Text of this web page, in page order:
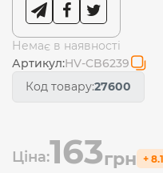
Немає в наявності
Артикул:HV-CB6239
Код товару:27600
Ціна:163грн +